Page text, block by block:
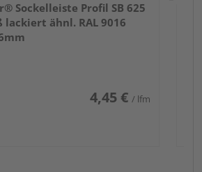
Sockelleiste Profil SB 625
lackiert ähnl. RAL 9016
4,45 € / lfm